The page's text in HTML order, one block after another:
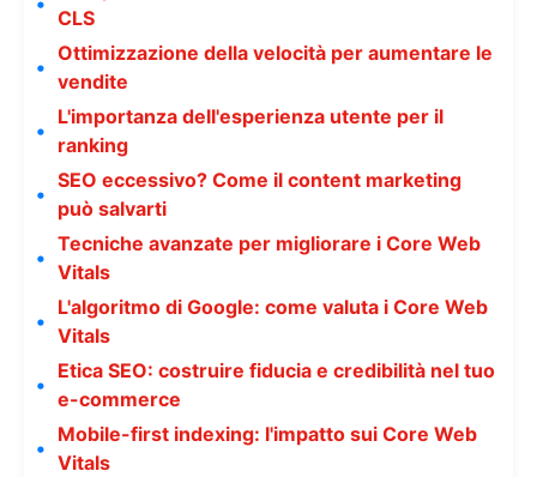
CLS
Ottimizzazione della velocità per aumentare le
vendite
L'importanza dell'esperienza utente per il
ranking
SEO eccessivo? Come il content marketing
può salvarti
Tecniche avanzate per migliorare i Core Web
Vitals
L'algoritmo di Google: come valuta i Core Web
Vitals
Etica SEO: costruire fiducia e credibilità nel tuo
e-commerce
Mobile-first indexing: l'impatto sui Core Web
Vitals